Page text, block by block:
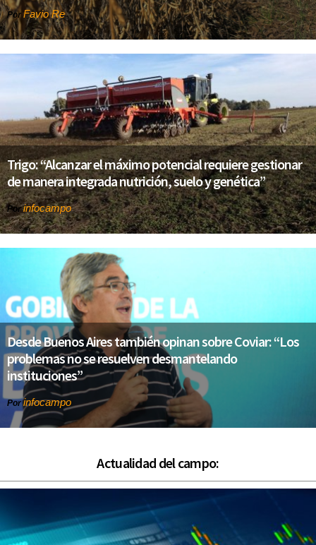
Por Favio Re
Trigo: “Alcanzar el máximo potencial requiere gestionar
de manera integrada nutrición, suelo y genética”
Porinfocampo
Desde Buenos Aires también opinan sobre Coviar: “Los
problemas no se resuelven desmantelando
instituciones”
Porinfocampo
Actualidad del campo: